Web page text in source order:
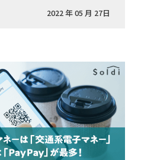
2022 年 05 月 27日